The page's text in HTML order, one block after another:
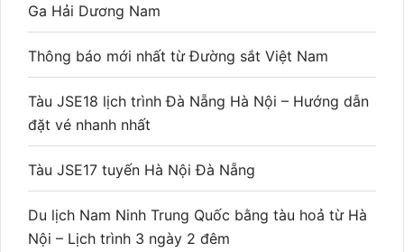
Ga Hải Dương Nam
Thông báo mới nhất từ Đường sắt Việt Nam
Tàu JSE18 lịch trình Đà Nẵng Hà Nội – Hướng dẫn
đặt vé nhanh nhất
Tàu JSE17 tuyến Hà Nội Đà Nẵng
Du lịch Nam Ninh Trung Quốc bằng tàu hoả từ Hà
Nội – Lịch trình 3 ngày 2 đêm